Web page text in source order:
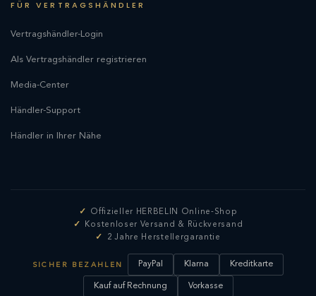
FÜR VERTRAGSHÄNDLER
Vertragshändler-Login
Als Vertragshändler registrieren
Media-Center
Händler-Support
Händler in Ihrer Nähe
Offizieller HERBELIN Online-Shop
Kostenloser Versand & Rückversand
2 Jahre Herstellergarantie
SICHER BEZAHLEN PayPal Klarna Kreditkarte
Kauf auf Rechnung Vorkasse